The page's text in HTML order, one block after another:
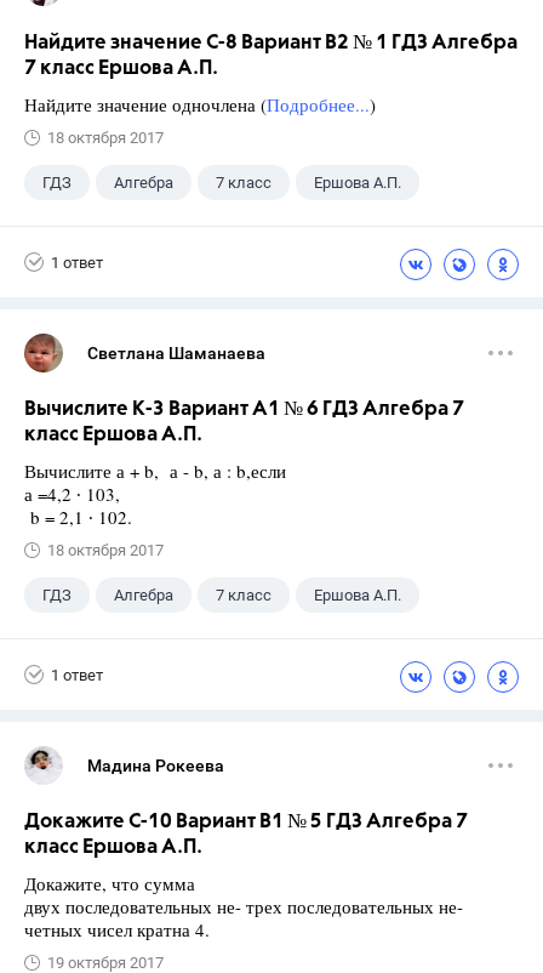
Найдите значение С-8 Вариант В2 № 1 ГДЗ Алгебра
7 класс Ершова А.П.
Найдите значение одночлена (Подробнее...)
18 октября 2017
ГДЗ Алгебра 7 класс Ершова А.П.
1 ответ
Светлана Шаманаева
Вычислите К-3 Вариант А1 № 6 ГДЗ Алгебра 7
класс Ершова А.П.
Вычислите а + b, а - b, а : b,если
а =4,2 ∙ 103,
b = 2,1 ∙ 102.
18 октября 2017
ГДЗ Алгебра 7 класс Ершова А.П.
1 ответ
Мадина Рокеева
Докажите С-10 Вариант В1 № 5 ГДЗ Алгебра 7
класс Ершова А.П.
Докажите, что сумма
двух последовательных не- трех последовательных не-
четных чисел кратна 4.
19 октября 2017